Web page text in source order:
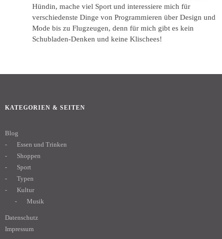
Hündin, mache viel Sport und interessiere mich für
verschiedenste Dinge von Programmieren über Design und
Mode bis zu Flugzeugen, denn für mich gibt es kein
Schubladen-Denken und keine Klischees!
KATEGORIEN & SEITEN
Blog
Essen und Trinken
Shoppen
Sport
Typen
Kultur
Musik
Datenschutz
Impressum